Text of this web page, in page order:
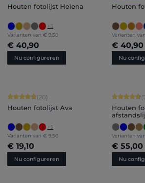
Houten fotolijst Helena
+5
Varianten van € 9,50
€ 40,90
Nu configureren
Houten
Varianten van
€ 40,90
Nu
Gemiddelde waardering van 4.9 van 5 sterren
(20)
Houten fotolijst Ava
+5
Varianten van € 9,50
€ 19,10
Nu configureren
Houten
Varianten van
€ 55,00
Nu